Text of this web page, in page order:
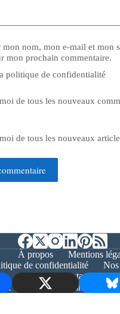
mon nom, mon e-mail et mon
mon prochain commentaire.
politique de confidentialité
de tous les nouveaux
de tous les nouveaux
À propos
Mentions
de confidentialité
Nos
Contact
© 2026 - Bernieshoot.fr